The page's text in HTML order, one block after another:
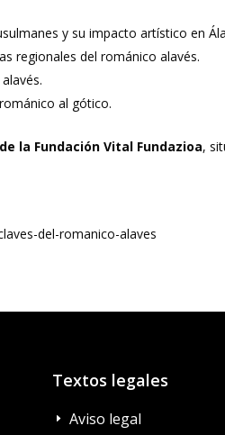
y su impacto artístico en
regionales del románico alavés.
al gótico.
la Fundación Vital Fundazioa,
del-romanico-alaves
Textos legales
E Aviso legal